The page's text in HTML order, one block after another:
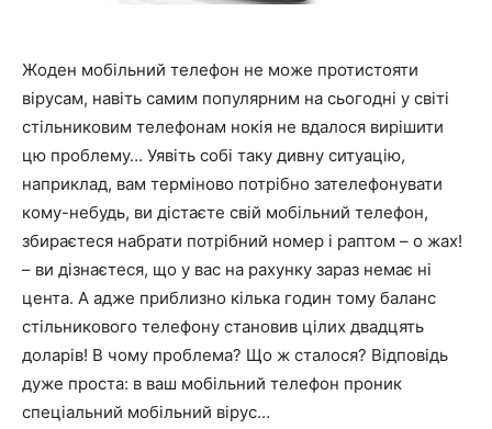
Жоден мобільний телефон не може протистояти
вірусам, навіть самим популярним на сьогодні у світі
стільниковим телефонам нокія не вдалося вирішити
цю проблему… Уявіть собі таку дивну ситуацію,
наприклад, вам терміново потрібно зателефонувати
кому-небудь, ви дістаєте свій мобільний телефон,
збираєтеся набрати потрібний номер і раптом – о жах!
– ви дізнаєтеся, що у вас на рахунку зараз немає ні
цента. А адже приблизно кілька годин тому баланс
стільникового телефону становив цілих двадцять
доларів! В чому проблема? Що ж сталося? Відповідь
дуже проста: в ваш мобільний телефон проник
спеціальний мобільний вірус…